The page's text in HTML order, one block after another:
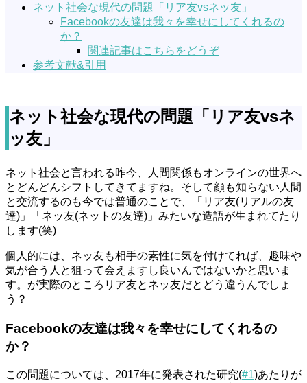
ネット社会な現代の問題「リア友vsネッ友」
Facebookの友達は我々を幸せにしてくれるの
か？
関連記事はこちらをどうぞ
参考文献&引用
ネット社会な現代の問題「リア友vsネ
ッ友」
ネット社会と言われる昨今、人間関係もオンラインの世界へ
とどんどんシフトしてきてますね。そして顔も知らない人間
と交流するのも今では普通のことで、「リア友(リアルの友
達)」「ネッ友(ネットの友達)」みたいな造語が生まれてたり
します(笑)
個人的には、ネッ友も相手の素性に気を付けてれば、趣味や
気が合う人と狙って会えますし良いんではないかと思いま
す。が実際のところリア友とネッ友だとどう違うんでしょ
う？
Facebookの友達は我々を幸せにしてくれるの
か？
この問題については、2017年に発表された研究(#1)あたりが